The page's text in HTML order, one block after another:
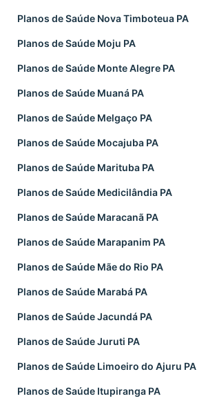
Planos de Saúde Nova Timboteua PA
Planos de Saúde Moju PA
Planos de Saúde Monte Alegre PA
Planos de Saúde Muaná PA
Planos de Saúde Melgaço PA
Planos de Saúde Mocajuba PA
Planos de Saúde Marituba PA
Planos de Saúde Medicilândia PA
Planos de Saúde Maracanã PA
Planos de Saúde Marapanim PA
Planos de Saúde Mãe do Rio PA
Planos de Saúde Marabá PA
Planos de Saúde Jacundá PA
Planos de Saúde Juruti PA
Planos de Saúde Limoeiro do Ajuru PA
Planos de Saúde Itupiranga PA